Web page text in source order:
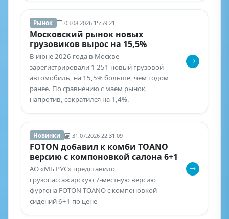
Рынок 03.08.2026 15:59:21
Московский рынок новых
грузовиков вырос на 15,5%
В июне 2026 года в Москве
зарегистрировали 1 251 новый грузовой
автомобиль, на 15,5% больше, чем годом
ранее. По сравнению с маем рынок,
напротив, сократился на 1,4%.
Новинки 31.07.2026 22:31:09
FOTON добавил к комби TOANO
версию с компоновкой салона 6+1
АО «МБ РУС» представило
грузопассажирскую 7-местную версию
фургона FOTON TOANO с компоновкой
сидений 6+1 по цене